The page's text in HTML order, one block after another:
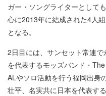
ガー・ソングライターとして
心に2013年に結成された4人
となる。
2日目には、サンセット常連で
を代表するモッズバンド・
ALやソロ活動を行う福岡出身
壮平、名実共に日本を代表す